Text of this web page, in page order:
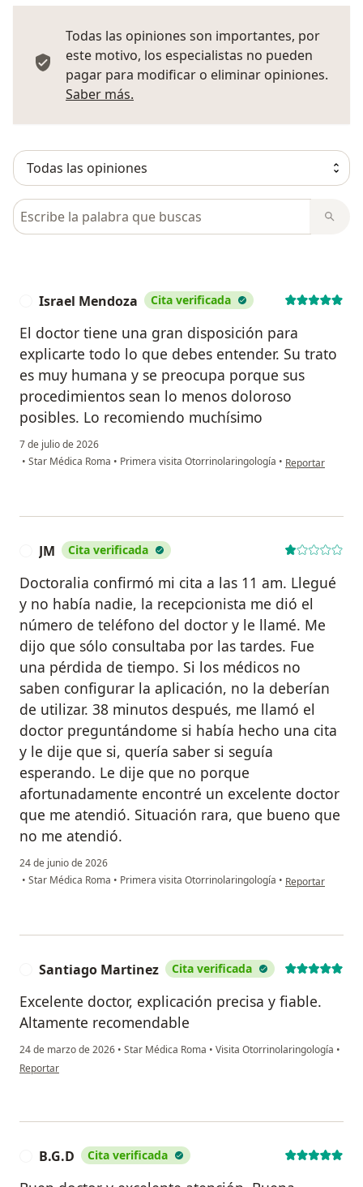
Todas las opiniones son importantes, por
este motivo, los especialistas no pueden
pagar para modificar o eliminar opiniones.
Saber más.
Busca en opiniones
Israel Mendoza Cita verificada
El doctor tiene una gran disposición para
explicarte todo lo que debes entender. Su trato
es muy humana y se preocupa porque sus
procedimientos sean lo menos doloroso
posibles. Lo recomiendo muchísimo
7 de julio de 2026
• Star Médica Roma • Primera visita Otorrinolaringología • en opinión del
Reportar
JM Cita verificada
Doctoralia confirmó mi cita a las 11 am. Llegué
y no había nadie, la recepcionista me dió el
número de teléfono del doctor y le llamé. Me
dijo que sólo consultaba por las tardes. Fue
una pérdida de tiempo. Si los médicos no
saben configurar la aplicación, no la deberían
de utilizar. 38 minutos después, me llamó el
doctor preguntándome si había hecho una cita
y le dije que si, quería saber si seguía
esperando. Le dije que no porque
afortunadamente encontré un excelente doctor
que me atendió. Situación rara, que bueno que
no me atendió.
24 de junio de 2026
• Star Médica Roma • Primera visita Otorrinolaringología • en opinión del
Reportar
Santiago Martinez Cita verificada
Excelente doctor, explicación precisa y fiable.
Altamente recomendable
24 de marzo de 2026 • Star Médica Roma • Visita Otorrinolaringología •
en opinión del usuario Santiago Martinez
Reportar
B.G.D Cita verificada